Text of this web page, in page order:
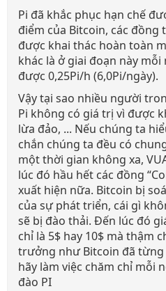
Pi đã khắc phục hạn chế
điểm của Bitcoin, các đồng
được khai thác hoàn toàn
khác là ở giai đoạn này
được 0,25Pi/h (6,0Pi/ngày).
Vậy tại sao nhiều người
Pi không có giá trị vì được
lừa đảo, ... Nếu chúng ta
chắn chúng ta đều có
một thời gian không xa,
lúc đó hầu hết các đồng
xuất hiện nữa. Bitcoin bị
của sự phát triển, cái gì
sẽ bị đào thải. Đến lúc đó
chỉ là 5$ hay 10$ mà thậm
trưởng như Bitcoin đã từng
hãy làm việc chăm chỉ mỗi
đào PI